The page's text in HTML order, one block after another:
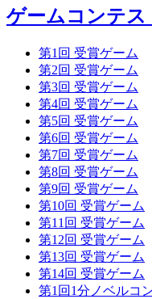
ゲームコンテス
第1回 受賞ゲーム
第2回 受賞ゲーム
第3回 受賞ゲーム
第4回 受賞ゲーム
第5回 受賞ゲーム
第6回 受賞ゲーム
第7回 受賞ゲーム
第8回 受賞ゲーム
第9回 受賞ゲーム
第10回 受賞ゲーム
第11回 受賞ゲーム
第12回 受賞ゲーム
第13回 受賞ゲーム
第14回 受賞ゲーム
第1回1分ノベルコ